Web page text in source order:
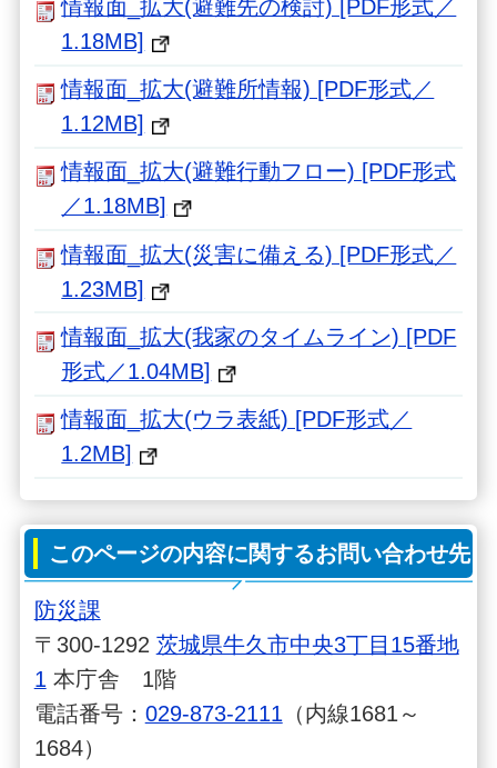
情報面_拡大(避難先の検討) [PDF形式／
1.18MB]
情報面_拡大(避難所情報) [PDF形式／
1.12MB]
情報面_拡大(避難行動フロー) [PDF形式
／1.18MB]
情報面_拡大(災害に備える) [PDF形式／
1.23MB]
情報面_拡大(我家のタイムライン) [PDF
形式／1.04MB]
情報面_拡大(ウラ表紙) [PDF形式／
1.2MB]
このページの内容に関するお問い合わせ先
防災課
〒300-1292 茨城県牛久市中央3丁目15番地
1 本庁舎 1階
電話番号： 029-873-2111 （内線1681～
1684）